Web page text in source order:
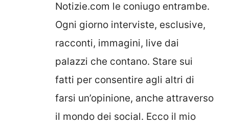
Notizie.com le coniugo entrambe.
Ogni giorno interviste, esclusive,
racconti, immagini, live dai
palazzi che contano. Stare sui
fatti per consentire agli altri di
farsi un’opinione, anche attraverso
il mondo dei social. Ecco il mio